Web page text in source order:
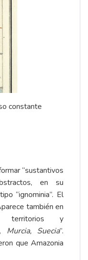
constante
“sustantivos
en su
“ignominia”. El
también en
territorios y
Murcia, Suecia”.
que Amazonia